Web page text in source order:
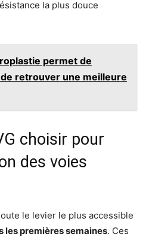
la plus douce
permet de
retrouver une meilleure
choisir pour
des voies
le levier le plus accessible
les premières semaines. Ces